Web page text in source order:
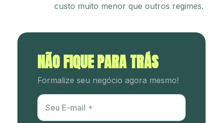
custo muito menor que outros regimes.
NÃO FIQUE PARA TRÁS
Formalize seu negócio agora mesmo!
Utm Content
Seu E-mail